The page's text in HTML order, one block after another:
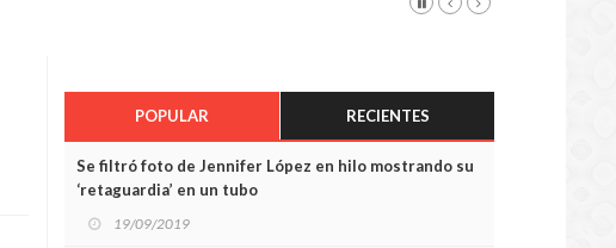
POPULAR RECIENTES
Se filtró foto de Jennifer López en hilo mostrando su
‘retaguardia’ en un tubo
19/09/2019